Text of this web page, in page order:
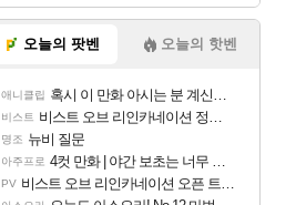
오늘의 팟벤 오늘의 핫벤
애니클립 혹시 이 만화 아시는 분 계신가요
비스트 비스트 오브 리인카네이션 정보/공략글 모음
명조 뉴비 질문
아주프로 4컷 만화 | 야간 보초는 너무 힘들어
PV 비스트 오브 리인카네이션 오픈 트레일러